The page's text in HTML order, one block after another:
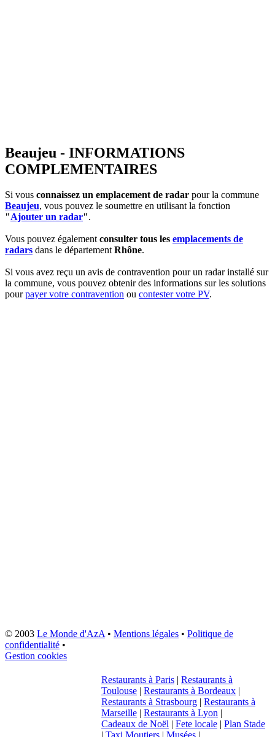
Beaujeu - INFORMATIONS
COMPLEMENTAIRES
Si vous connaissez un emplacement de radar pour la commune
Beaujeu, vous pouvez le soumettre en utilisant la fonction
"Ajouter un radar".
Vous pouvez égalementconsulter tous les emplacements de
radars dans le départementRhône.
Si vous avez reçu un avis de contravention pour un radar installé sur
la commune, vous pouvez obtenir des informations sur les solutions
pourpayer votre contravention ou contester votre PV.
© 2003 Le Monde d'AzA• Mentions légales • Politique de
confidentialité •
Gestion cookies
Restaurants à Paris | Restaurants à
Toulouse | Restaurants à Bordeaux |
Restaurants à Strasbourg | Restaurants à
Marseille | Restaurants à Lyon |
Cadeaux de Noël | Fete locale | Plan Stade